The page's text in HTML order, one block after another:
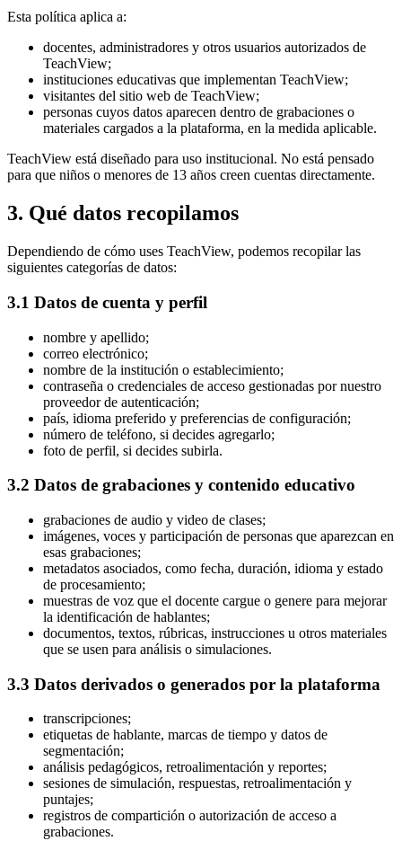
Esta política aplica a:
docentes, administradores y otros usuarios autorizados de
TeachView;
instituciones educativas que implementan TeachView;
visitantes del sitio web de TeachView;
personas cuyos datos aparecen dentro de grabaciones o
materiales cargados a la plataforma, en la medida aplicable.
TeachView está diseñado para uso institucional. No está pensado
para que niños o menores de 13 años creen cuentas directamente.
3. Qué datos recopilamos
Dependiendo de cómo uses TeachView, podemos recopilar las
siguientes categorías de datos:
3.1 Datos de cuenta y perfil
nombre y apellido;
correo electrónico;
nombre de la institución o establecimiento;
contraseña o credenciales de acceso gestionadas por nuestro
proveedor de autenticación;
país, idioma preferido y preferencias de configuración;
número de teléfono, si decides agregarlo;
foto de perfil, si decides subirla.
3.2 Datos de grabaciones y contenido educativo
grabaciones de audio y video de clases;
imágenes, voces y participación de personas que aparezcan en
esas grabaciones;
metadatos asociados, como fecha, duración, idioma y estado
de procesamiento;
muestras de voz que el docente cargue o genere para mejorar
la identificación de hablantes;
documentos, textos, rúbricas, instrucciones u otros materiales
que se usen para análisis o simulaciones.
3.3 Datos derivados o generados por la plataforma
transcripciones;
etiquetas de hablante, marcas de tiempo y datos de
segmentación;
análisis pedagógicos, retroalimentación y reportes;
sesiones de simulación, respuestas, retroalimentación y
puntajes;
registros de compartición o autorización de acceso a
grabaciones.